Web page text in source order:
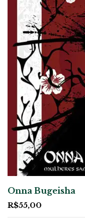
Onna Bugeisha
R$55,00